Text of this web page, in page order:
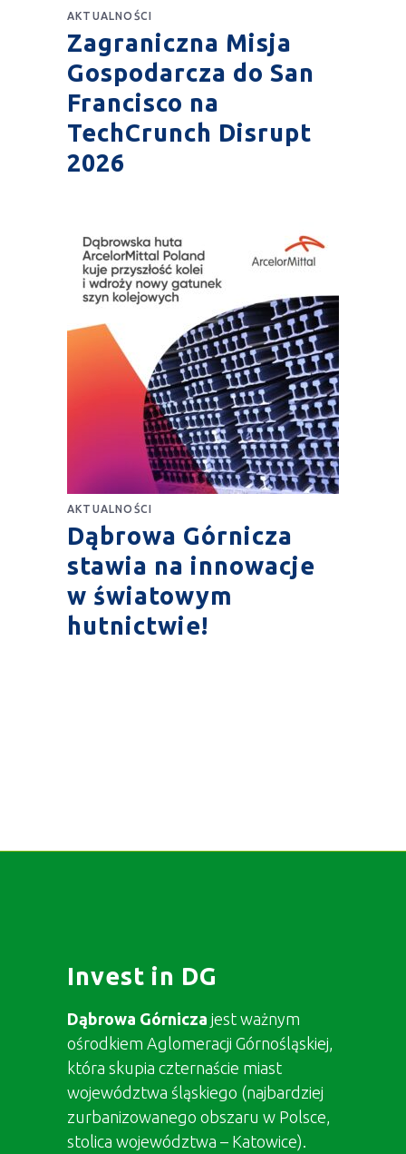
AKTUALNOŚCI
Zagraniczna Misja
Gospodarcza do San
Francisco na
TechCrunch Disrupt
2026
AKTUALNOŚCI
Dąbrowa Górnicza
stawia na innowacje
w światowym
hutnictwie!
Invest in DG
Dąbrowa Górnicza jest ważnym
ośrodkiem Aglomeracji Górnośląskiej,
która skupia czternaście miast
województwa śląskiego (najbardziej
zurbanizowanego obszaru w Polsce,
stolica województwa – Katowice).